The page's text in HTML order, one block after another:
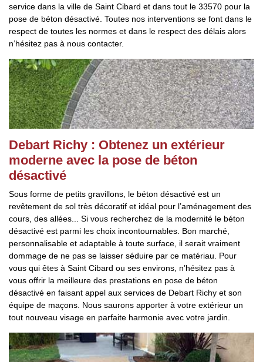
service dans la ville de Saint Cibard et dans tout le 33570 pour la
pose de béton désactivé. Toutes nos interventions se font dans le
respect de toutes les normes et dans le respect des délais alors
n’hésitez pas à nous contacter.
Debart Richy : Obtenez un extérieur
moderne avec la pose de béton
désactivé
Sous forme de petits gravillons, le béton désactivé est un
revêtement de sol très décoratif et idéal pour l’aménagement des
cours, des allées... Si vous recherchez de la modernité le béton
désactivé est parmi les choix incontournables. Bon marché,
personnalisable et adaptable à toute surface, il serait vraiment
dommage de ne pas se laisser séduire par ce matériau. Pour
vous qui êtes à Saint Cibard ou ses environs, n’hésitez pas à
vous offrir la meilleure des prestations en pose de béton
désactivé en faisant appel aux services de Debart Richy et son
équipe de maçons. Nous saurons apporter à votre extérieur un
tout nouveau visage en parfaite harmonie avec votre jardin.